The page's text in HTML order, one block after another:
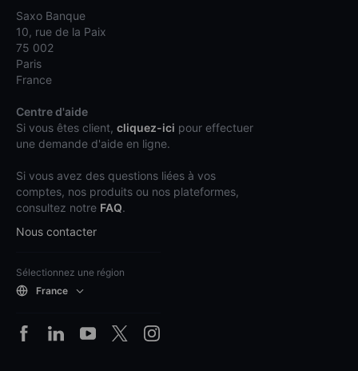
Saxo Banque
10, rue de la Paix
75 002
Paris
France
Centre d'aide
Si vous êtes client, cliquez-ici pour effectuer
une demande d'aide en ligne.
Si vous avez des questions liées à vos
comptes, nos produits ou nos plateformes,
consultez notre FAQ.
Nous contacter
Sélectionnez une région
France